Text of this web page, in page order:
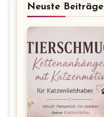
Neuste Beiträge